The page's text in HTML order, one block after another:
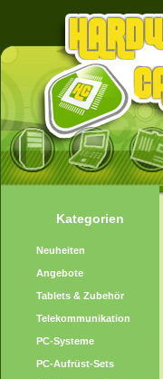
Kategorien
Neuheiten
Angebote
Tablets & Zubehör
Telekommunikation
PC-Systeme
PC-Aufrüst-Sets